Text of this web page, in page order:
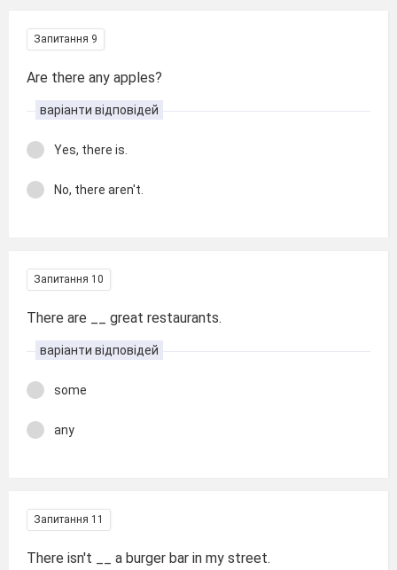
Запитання 9
Are there any apples?
варіанти відповідей
Yes, there is.
No, there aren't.
Запитання 10
There are __ great restaurants.
варіанти відповідей
some
any
Запитання 11
There isn't __ a burger bar in my street.